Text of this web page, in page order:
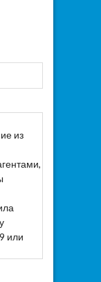
из
или